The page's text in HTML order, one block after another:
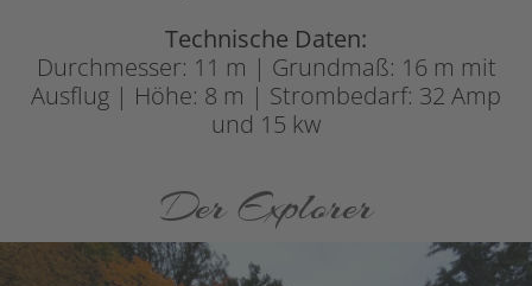
Technische Daten:
Durchmesser: 11 m | Grundmaß: 16 m mit
Ausflug | Höhe: 8 m | Strombedarf: 32 Amp
und 15 kw
Der Explorer